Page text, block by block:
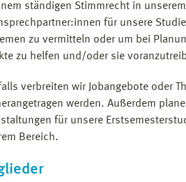
ständigen Stimmrecht in
für unsere
zu vermitteln oder um bei
zu helfen und/oder sie
verbreiten wir Jobangebote oder
werden. Außerdem
für unsere
Bereich.